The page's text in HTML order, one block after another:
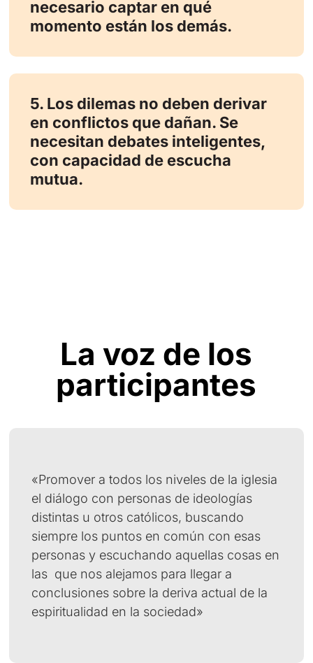
necesario captar en qué
momento están los demás.
5. Los dilemas no deben derivar
en conflictos que dañan. Se
necesitan debates inteligentes,
con capacidad de escucha
mutua.
La voz de los
participantes
«Promover a todos los niveles de la iglesia
el diálogo con personas de ideologías
distintas u otros católicos, buscando
siempre los puntos en común con esas
personas y escuchando aquellas cosas en
las que nos alejamos para llegar a
conclusiones sobre la deriva actual de la
espiritualidad en la sociedad»